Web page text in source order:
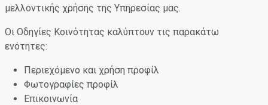
μελλοντικής χρήσης της Υπηρεσίας μας.
Οι Οδηγίες Κοινότητας καλύπτουν τις παρακάτω
ενότητες:
Περιεχόμενο και χρήση προφίλ
Φωτογραφίες προφίλ
Επικοινωνία